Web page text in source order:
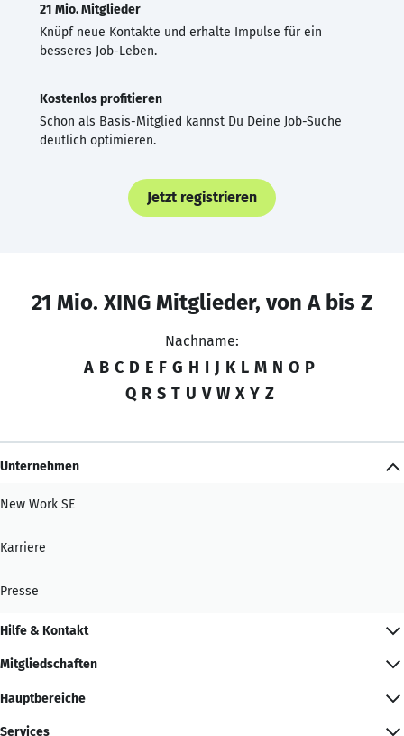
21 Mio. Mitglieder
Knüpf neue Kontakte und erhalte Impulse für ein
besseres Job-Leben.
Kostenlos profitieren
Schon als Basis-Mitglied kannst Du Deine Job-Suche
deutlich optimieren.
Jetzt registrieren
21 Mio. XING Mitglieder, von A bis Z
Nachname:
A B C D E F G H I J K L M N O P
Q R S T U V W X Y Z
Unternehmen
New Work SE
Karriere
Presse
Hilfe & Kontakt
Mitgliedschaften
Hauptbereiche
Services